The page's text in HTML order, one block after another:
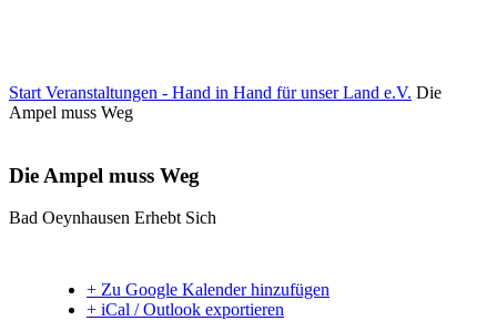
Start Veranstaltungen - Hand in Hand für unser Land e.V. Die
Ampel muss Weg
Die Ampel muss Weg
Bad Oeynhausen Erhebt Sich
+ Zu Google Kalender hinzufügen
+ iCal / Outlook exportieren